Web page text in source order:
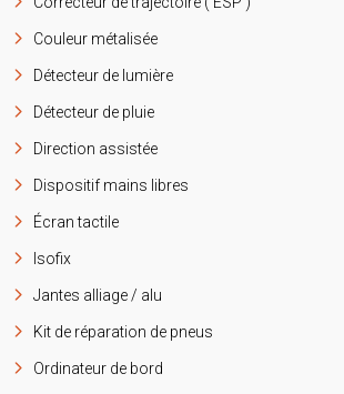
Couleur métalisée
Détecteur de lumière
Détecteur de pluie
Direction assistée
Dispositif mains libres
Écran tactile
Isofix
Jantes alliage / alu
Kit de réparation de pneus
Ordinateur de bord